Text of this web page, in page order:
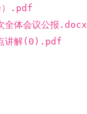
）.pdf
体会议公报.docx
讲解(0).pdf